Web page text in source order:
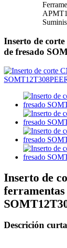
Inserto de
de fresado
Inserto de
ferramentas
Descrición